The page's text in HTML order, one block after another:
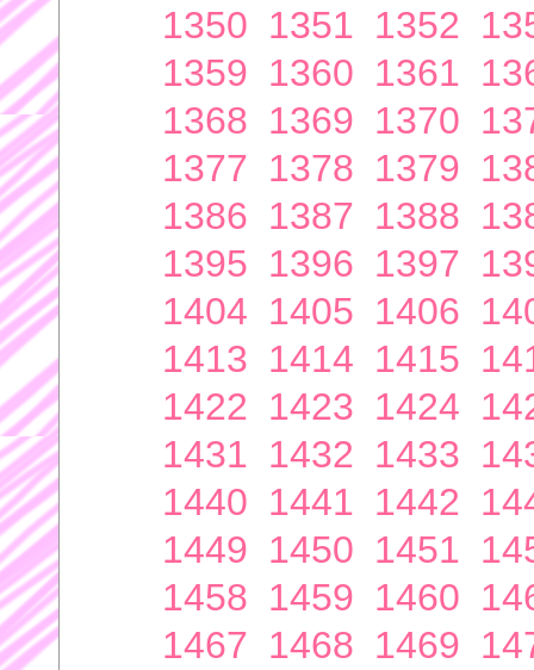
1350 1351 1352
1359 1360 1361
1368 1369 1370
1377 1378 1379
1386 1387 1388
1395 1396 1397
1404 1405 1406
1413 1414 1415
1422 1423 1424
1431 1432 1433
1440 1441 1442
1449 1450 1451
1458 1459 1460
1467 1468 1469